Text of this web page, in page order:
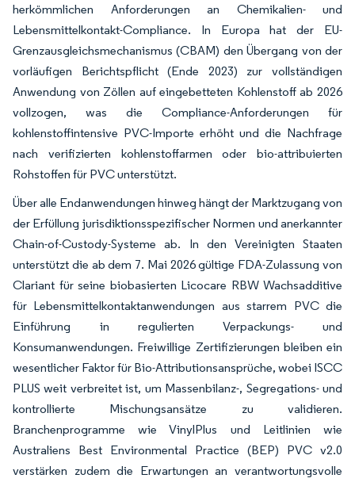
herkömmlichen Anforderungen an Chemikalien- und
Lebensmittelkontakt-Compliance. In Europa hat der EU-
Grenzausgleichsmechanismus (CBAM) den Übergang von der
vorläufigen Berichtspflicht (Ende 2023) zur vollständigen
Anwendung von Zöllen auf eingebetteten Kohlenstoff ab 2026
vollzogen, was die Compliance-Anforderungen für
kohlenstoffintensive PVC-Importe erhöht und die Nachfrage
nach verifizierten kohlenstoffarmen oder bio-attribuierten
Rohstoffen für PVC unterstützt.
Über alle Endanwendungen hinweg hängt der Marktzugang von
der Erfüllung jurisdiktionsspezifischer Normen und anerkannter
Chain-of-Custody-Systeme ab. In den Vereinigten Staaten
unterstützt die ab dem 7. Mai 2026 gültige FDA-Zulassung von
Clariant für seine biobasierten Licocare RBW Wachsadditive
für Lebensmittelkontaktanwendungen aus starrem PVC die
Einführung in regulierten Verpackungs- und
Konsumanwendungen. Freiwillige Zertifizierungen bleiben ein
wesentlicher Faktor für Bio-Attributionsansprüche, wobei ISCC
PLUS weit verbreitet ist, um Massenbilanz-, Segregations- und
kontrollierte Mischungsansätze zu validieren.
Branchenprogramme wie VinylPlus und Leitlinien wie
Australiens Best Environmental Practice (BEP) PVC v2.0
verstärken zudem die Erwartungen an verantwortungsvolle